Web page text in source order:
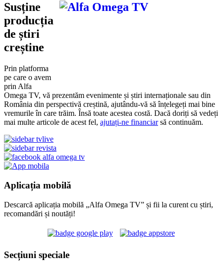
Susține
producția
de știri
creștine
Prin platforma
pe care o avem
prin Alfa
Omega TV, vă prezentăm evenimente și știri internaționale sau din
România din perspectivă creștină, ajutându-vă să înțelegeți mai bine
vremurile în care trăim. Însă toate acestea costă. Dacă doriți să vedeți
mai multe articole de acest fel, ajutați-ne financiarsă continuăm.
Aplicația mobilă
Descarcă aplicația mobilă „Alfa Omega TV” și fii la curent cu știri,
recomandări și noutăți!
Secțiuni speciale